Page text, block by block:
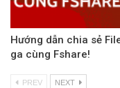
Hướng dẫn chia sẻ
ga cùng Fshare!
PREV NEXT